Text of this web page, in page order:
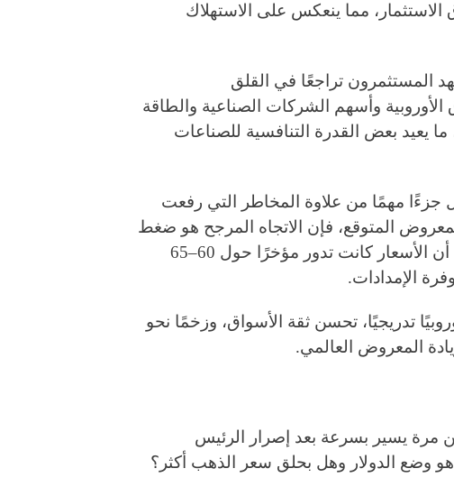
مما ينعكس على الاستهلاك
المستثمرون تراجعًا في القلق
وأسهم الشركات الصناعية والطاقة
ما يعيد بعض القدرة التنافسية للصناعات
جزءًا مهمًا من علاوة المخاطر التي رفعت
المتوقع، فإن الاتجاه المرجح هو ضغط
هبوطي معتدل على أسعار خام برنت، خاصة أن الأسعار كانت تدور مؤخرًا حول 60–65
الإمدادات.
تدريجيًا، تحسن ثقة الأسواق، وزخمًا نحو
المعروض العالمي.
مرة يسير بسرعة بعد إصرار الرئيس
هو وضع الدولار وهل بحلق سعر الذهب أكثر؟